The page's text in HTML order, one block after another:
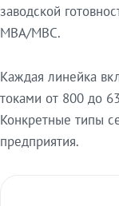
заводской
МВА/МВС.
Каждая линейка
токами от 800 до
Конкретные типы
предприятия.